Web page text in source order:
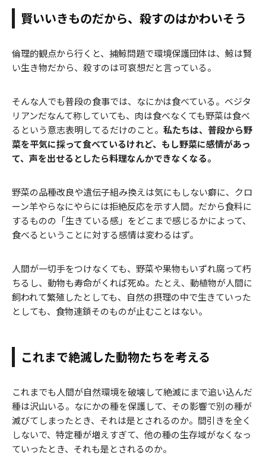
賢いいきものだから、殺すのはかわいそう
倫理的観点から行くと、捕鯨問題で環境保護団体は、鯨は賢
い生き物だから、殺すのは可哀想だと言っている。
そんな人でも普段の食事では、なにかは食べている。ベジタ
リアンだなんて称していても、肉は食べなくても野菜は食べ
るという意志表明してるだけのこと。 私たちは、普段から野
菜を平気に採って食べているけれど、もし野菜に感情があっ
て、声を出せるとしたら料理なんかできなくなる。
野菜の品種改良や遺伝子組み換えは気にもしない癖に、クロ
ーン羊やらなにやらには拒絶反応を示す人間。だから食料に
するものの「生きている感」をどこまで感じるかによって、
食べるということに対する感情は変わるはず。
人間が一切手をつけなくても、野菜や果物もいずれ腐って朽
ちるし、動物も寿命がくれば死ぬ。たとえ、動植物が人間に
飼われて繁殖したとしても、自然の摂理の中で生きていった
としても、食物連鎖そのものが止むことはない。
これまで絶滅した動物たちを考える
これまでも人間が自然環境を破壊して絶滅にまで追い込んだ
種は沢山いる。なにかの種を保護して、その影響で別の種が
滅びてしまったとき、それは是とされるのか。間引きを全く
しないで、特定種が増えすぎて、他の種の生存域がなくなっ
ていったとき、それも是とされるのか。